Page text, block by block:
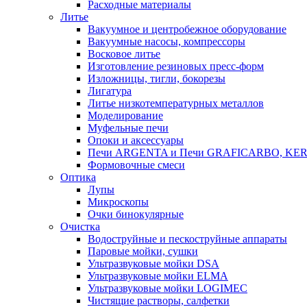
Расходные материалы
Литье
Вакуумное и центробежное оборудование
Вакуумные насосы, компрессоры
Восковое литье
Изготовление резиновых пресс-форм
Изложницы, тигли, бокорезы
Лигатура
Литье низкотемпературных металлов
Моделирование
Муфельные печи
Опоки и аксессуары
Печи ARGENTA и Печи GRAFICARBO,
Формовочные смеси
Оптика
Лупы
Микроскопы
Очки бинокулярные
Очистка
Водоструйные и пескоструйные аппараты
Паровые мойки, сушки
Ультразвуковые мойки DSA
Ультразвуковые мойки ELMA
Ультразвуковые мойки LOGIMEC
Чистящие растворы, салфетки